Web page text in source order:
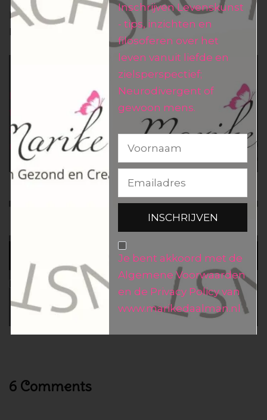
Harte groet,
Marike
Inschrijven Levenskunst - tips, inzichten en
filosoferen over het leven vanuit liefde en
zielsperspectief; Neurodivergent of gewoon
mens.
Je bent akkoord met de Algemene
Voorwaarden en de Privacy Policy van
6 Comments
Inschrijven Levenskunst
- tips, inzichten en
filosoferen over het
leven vanuit liefde en
zielsperspectief;
Neurodivergent of
gewoon mens.
Je bent akkoord met de
Algemene Voorwaarden
en de Privacy Policy van
www.marikedaalman.nl